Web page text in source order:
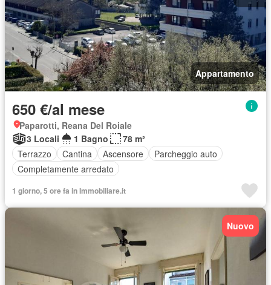
Appartamento
650 €/al mese
Paparotti, Reana Del Roiale
3 Locali
1 Bagno
78 m²
Terrazzo
Cantina Ascensore
Parcheggio auto
Completamente arredato
1 giorno, 5 ore fa in Immobiliare.it
Nuovo